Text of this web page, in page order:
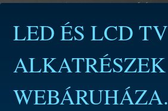
contentLED ÉS LCD TV
ALKATRÉSZEK
WEBÁRUHÁZA.